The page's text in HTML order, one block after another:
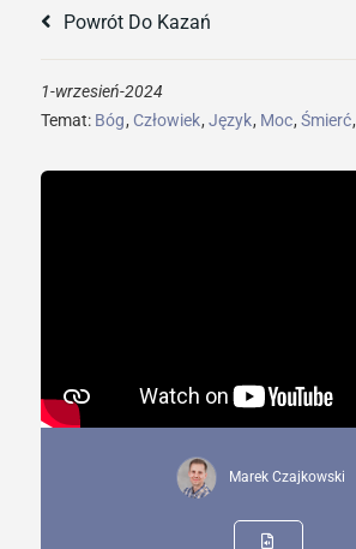
Powrót Do Kazań
1-wrzesień-2024
Temat: Bóg, Człowiek, Język, Moc, Śmierć,
Marek Czajkowski